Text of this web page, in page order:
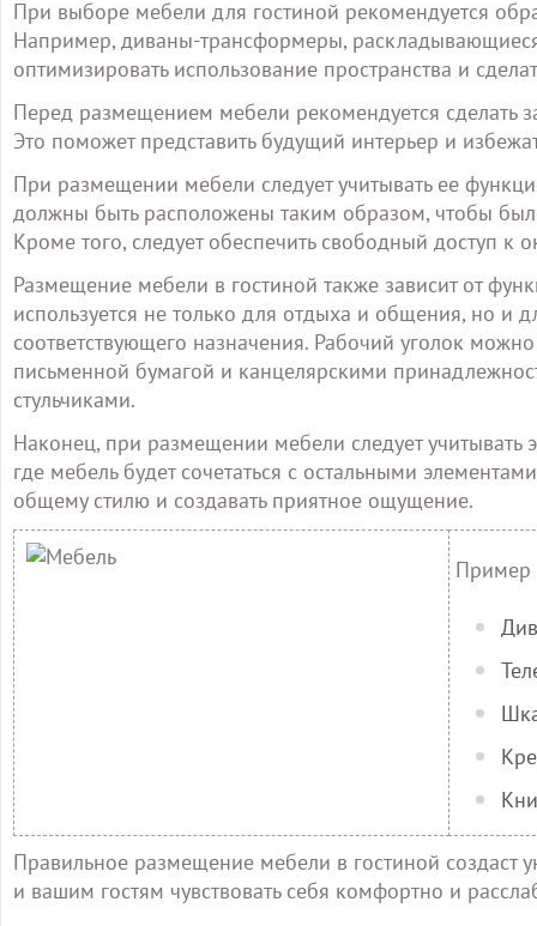
При выборе мебели для гостиной рекомендуется
Например, диваны-трансформеры,
оптимизировать использование пространства и
Перед размещением мебели рекомендуется сделать
Это поможет представить будущий интерьер и
При размещении мебели следует учитывать ее
должны быть расположены таким образом, чтобы
Кроме того, следует обеспечить свободный доступ к
Размещение мебели в гостиной также зависит от
используется не только для отдыха и общения, но и
соответствующего назначения. Рабочий уголок
письменной бумагой и канцелярскими
стульчиками.
Наконец, при размещении мебели следует учитывать
где мебель будет сочетаться с остальными
общему стилю и создавать приятное ощущение.
Пример
Правильное размещение мебели в гостиной создаст
и вашим гостям чувствовать себя комфортно и